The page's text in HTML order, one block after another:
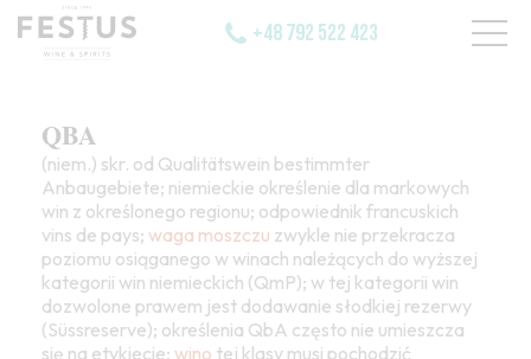
+48 792 522 423
QBA
(niem.) skr. od Qualitätswein bestimmter
Anbaugebiete; niemieckie określenie dla markowych
win z określonego regionu; odpowiednik francuskich
vins de pays; waga moszczu zwykle nie przekracza
poziomu osiąganego w winach należących do wyższej
kategorii win niemieckich (QmP); w tej kategorii win
dozwolone prawem jest dodawanie słodkiej rezerwy
(Süssreserve); określenia QbA często nie umieszcza
się na etykiecie; wino tej klasy musi pochodzić